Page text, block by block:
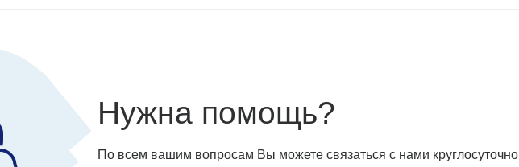
Нужна помощь?
По всем вашим вопросам Вы можете связаться с нами круглосуточно